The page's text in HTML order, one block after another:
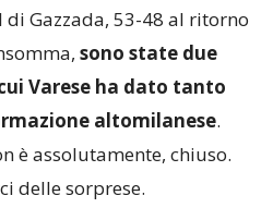
Gazzada, 53-48 al ritorno
sono state due
Varese ha dato tanto
altomilanese.
è assolutamente, chiuso.
delle sorprese.